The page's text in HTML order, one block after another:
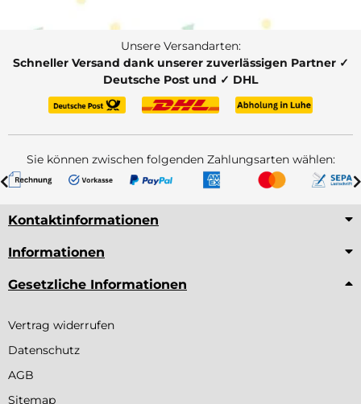
Unsere Versandarten:
Schneller Versand dank unserer zuverlässigen Partner ✓
Deutsche Post und ✓ DHL
Sie können zwischen folgenden Zahlungsarten wählen:
Kontaktinformationen
Informationen
Gesetzliche Informationen
Vertrag widerrufen
Datenschutz
AGB
Sitemap